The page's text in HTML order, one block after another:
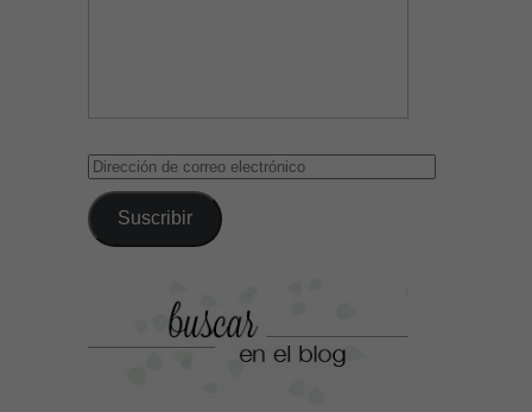
Dirección
correo
electrónico
Suscribir